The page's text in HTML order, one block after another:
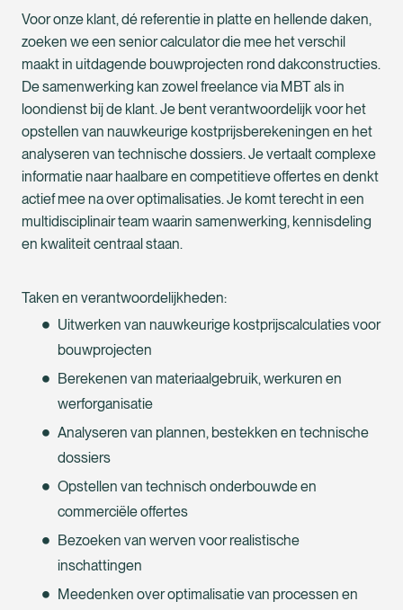
Voor onze klant, dé referentie in platte en hellende daken,
zoeken we een senior calculator die mee het verschil
maakt in uitdagende bouwprojecten rond dakconstructies.
De samenwerking kan zowel freelance via MBT als in
loondienst bij de klant. Je bent verantwoordelijk voor het
opstellen van nauwkeurige kostprijsberekeningen en het
analyseren van technische dossiers. Je vertaalt complexe
informatie naar haalbare en competitieve offertes en denkt
actief mee na over optimalisaties. Je komt terecht in een
multidisciplinair team waarin samenwerking, kennisdeling
en kwaliteit centraal staan.
Taken en verantwoordelijkheden:
Uitwerken van nauwkeurige kostprijscalculaties voor
bouwprojecten
Berekenen van materiaalgebruik, werkuren en
werforganisatie
Analyseren van plannen, bestekken en technische
dossiers
Opstellen van technisch onderbouwde en
commerciële offertes
Bezoeken van werven voor realistische
inschattingen
Meedenken over optimalisatie van processen en